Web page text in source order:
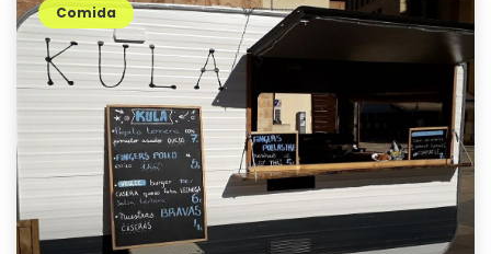
Comida